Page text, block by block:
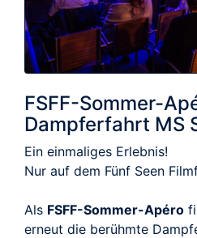
FSFF-Sommer-
Dampferfahrt MS
Ein einmaliges Erlebnis!
Nur auf dem Fünf Seen
Als FSFF-Sommer-Apéro
erneut die berühmte